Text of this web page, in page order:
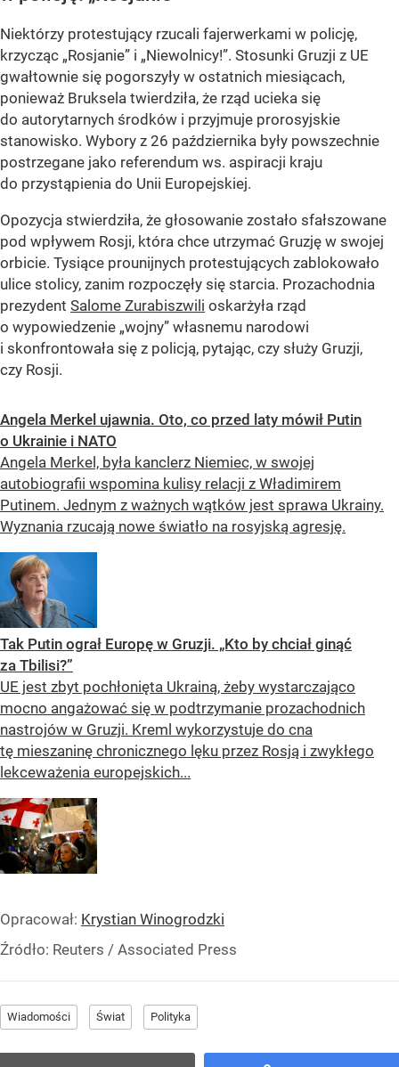
Niektórzy protestujący rzucali fajerwerkami w policję,
krzycząc „Rosjanie” i „Niewolnicy!”. Stosunki Gruzji z UE
gwałtownie się pogorszyły w ostatnich miesiącach,
ponieważ Bruksela twierdziła, że rząd ucieka się
do autorytarnych środków i przyjmuje prorosyjskie
stanowisko. Wybory z 26 października były powszechnie
postrzegane jako referendum ws. aspiracji kraju
do przystąpienia do Unii Europejskiej.
Opozycja stwierdziła, że głosowanie zostało sfałszowane
pod wpływem Rosji, która chce utrzymać Gruzję w swojej
orbicie. Tysiące prounijnych protestujących zablokowało
ulice stolicy, zanim rozpoczęły się starcia. Prozachodnia
prezydent Salome Zurabiszwili oskarżyła rząd
o wypowiedzenie „wojny” własnemu narodowi
i skonfrontowała się z policją, pytając, czy służy Gruzji,
czy Rosji.
Angela Merkel ujawnia. Oto, co przed laty mówił Putin
o Ukrainie i NATO
Angela Merkel, była kanclerz Niemiec, w swojej
autobiografii wspomina kulisy relacji z Władimirem
Putinem. Jednym z ważnych wątków jest sprawa Ukrainy.
Wyznania rzucają nowe światło na rosyjską agresję.
Tak Putin ograł Europę w Gruzji. „Kto by chciał ginąć
za Tbilisi?”
UE jest zbyt pochłonięta Ukrainą, żeby wystarczająco
mocno angażować się w podtrzymanie prozachodnich
nastrojów w Gruzji. Kreml wykorzystuje do cna
tę mieszaninę chronicznego lęku przez Rosją i zwykłego
lekceważenia europejskich...
Opracował: Krystian Winogrodzki
Źródło: Reuters / Associated Press
Wiadomości Świat Polityka